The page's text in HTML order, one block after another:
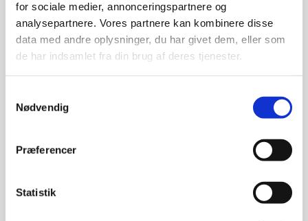
for sociale medier, annonceringspartnere og
analysepartnere. Vores partnere kan kombinere disse
data med andre oplysninger, du har givet dem, eller som
de har indsamlet fra din brug af deres tjenester.
Nødvendig
Præferencer
Statistik
låntagning og leasing foregår direkte imellem
dig som kunde og en tredjepartner, som vi hos
restaurantinventar.dkhar udvalgt til at tilbyde
denne service.
Vi prismatcher - Klik her